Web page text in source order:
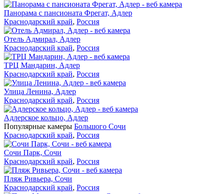
Панорама с пансионата Фрегат, Адлер
Краснодарский край, Россия
Отель Адмирал, Адлер
Краснодарский край, Россия
ТРЦ Мандарин, Адлер
Краснодарский край, Россия
Улица Ленина, Адлер
Краснодарский край, Россия
Адлерское кольцо, Адлер
Популярные камеры Большого Сочи
Краснодарский край, Россия
Сочи Парк, Сочи
Краснодарский край, Россия
Пляж Ривьера, Сочи
Краснодарский край, Россия